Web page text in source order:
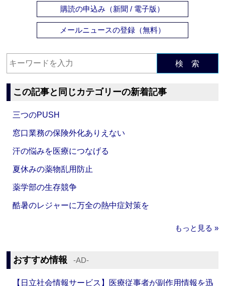
購読の申込み（新聞 / 電子版）
メールニュースの登録（無料）
検 索
この記事と同じカテゴリーの新着記事
三つのPUSH
窓口業務の保険外化ありえない
汗の悩みを医療につなげる
夏休みの薬物乱用防止
薬学部の生存競争
酷暑のレジャーに万全の熱中症対策を
もっと見る »
おすすめ情報 ‐AD‐
【日立社会情報サービス】医療従事者が副作用情報を迅